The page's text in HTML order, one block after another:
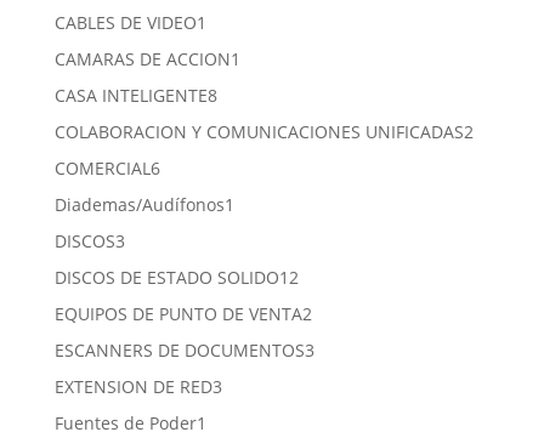
CABLES DE VIDEO1
producto
CAMARAS DE ACCION1
CASA INTELIGENTE88
productos
COLABORACION Y COMUNICACIONES UNIFICADAS22
COMERCIAL66
productos
Diademas/Audífonos1
DISCOS33
productos
DISCOS DE ESTADO SOLIDO1212
productos
EQUIPOS DE PUNTO DE VENTA22
productos
ESCANNERS DE DOCUMENTOS33
EXTENSION DE RED33
Fuentes de Poder1